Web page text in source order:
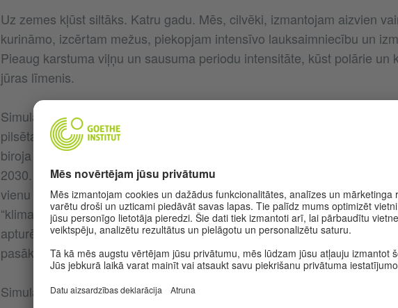
Uz zemes kļūst siltāks. Katru gadu. Mēs, cilvēki, izmantojam aizvien
kurināmo, izcērtam mežus, piekopjam intensīvo lauksaimniecību un
Pieaug karstuma viļņu un sausuma periodu intensitāte, kūst polārie un
jūras līmenis.
Simulācijas spēles “Klimatneitrāla pilsēta” laikā ikviens tās dalībnieks
pilsētas administrācijas vadītājas, kustības “Fridays for Future”
biroja vadītājas lomā. Viņš/viņa darbosies komisijā, kura izstrādā
2030. gadam iespējams uz pusi samazināt pilsētas CO2 emisiju.
vienu no desmit zaļākajām pilsētām pasaulē. Vidēji ilgā laikā pilsēta
“klimatneitrāla” un vairs nepiesārņot atmosfēru ar CO2, tā piedaloties
apturēšanā. Lai šo mērķi sasniegtu, spēlētājiem ir jāpieņem lēmumi,
pasākumiem un jānonāk pie kopīga rezultāta.
Simulācijas spēles beigās komisija prezentē rezultātu 3 minūšu garā